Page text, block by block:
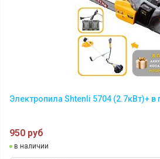
Электропила Shtenli 5704 (2.7кВт)+ в
950 руб
в наличии